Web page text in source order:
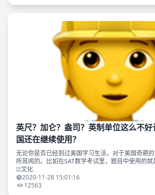
英尺？加仑？盎司？英制单位这么不
国还在继续使用？
无论你是否已经到过美国学习生活，对于美国奇葩
所耳闻的。比如在SAT数学考试里，题目中使用的就
（SAT2不会，要不然能把大家逼疯了） 美国的单位
一位学建筑朋
文化
2020-11-28 15:01:16
12563